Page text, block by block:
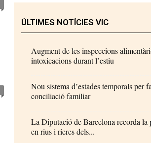
ÚLTIMES NOTÍCIES VIC
Augment de les inspeccions
intoxicacions durant l’estiu
Nou sistema d’estades temporals per
conciliació familiar
La Diputació de Barcelona recorda
en rius i rieres dels...